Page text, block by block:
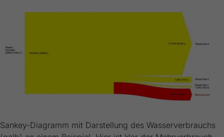
Sankey-Diagramm mit Darstellung des Wasserverbrauchs